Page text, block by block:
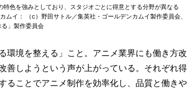
色を強みとしており、スタジオごとに得意とする分野が異なる
イ： （c）野田サトル／集英社・ゴールデンカムイ製作委員会、
」製作委員会
環境を整える」こと。アニメ業界にも働き方改
善しようという声が上がっている。それぞれ得
ることでアニメ制作を効率化し、品質と働きや